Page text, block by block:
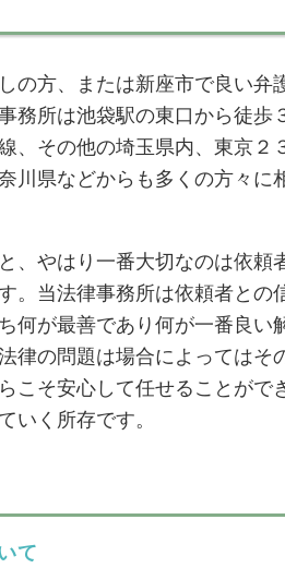
の方、または新座市で良い弁
務所は池袋駅の東口から徒歩
、その他の埼玉県内、東京２
川県などからも多くの方々に
、やはり一番大切なのは依頼
。当法律事務所は依頼者との
何が最善であり何が一番良い
律の問題は場合によっては
こそ安心して任せることが
いく所存です。
て